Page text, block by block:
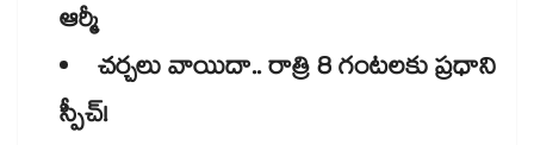
ఆర్మీ​
చర్చలు వాయిదా.. రాత్రి 8 గంటలకు ప్రధాని
స్పీచ్!​​​​​​​​​​